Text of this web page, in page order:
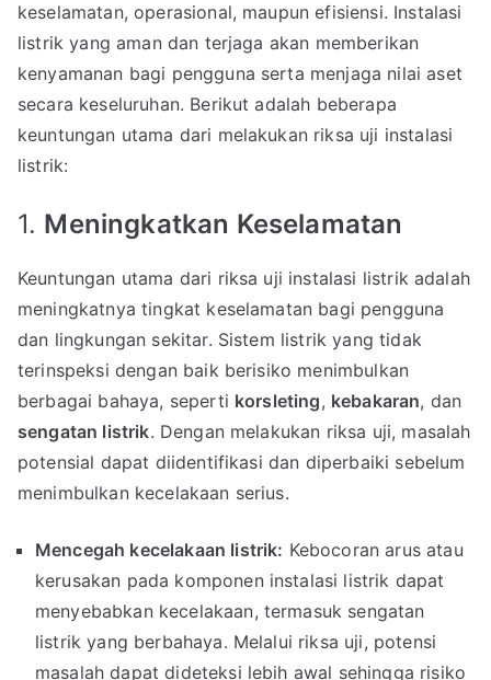
keselamatan, operasional, maupun efisiensi. Instalasi
listrik yang aman dan terjaga akan memberikan
kenyamanan bagi pengguna serta menjaga nilai aset
secara keseluruhan. Berikut adalah beberapa
keuntungan utama dari melakukan riksa uji instalasi
listrik:
1. Meningkatkan Keselamatan
Keuntungan utama dari riksa uji instalasi listrik adalah
meningkatnya tingkat keselamatan bagi pengguna
dan lingkungan sekitar. Sistem listrik yang tidak
terinspeksi dengan baik berisiko menimbulkan
berbagai bahaya, seperti korsleting, kebakaran, dan
sengatan listrik. Dengan melakukan riksa uji, masalah
potensial dapat diidentifikasi dan diperbaiki sebelum
menimbulkan kecelakaan serius.
Mencegah kecelakaan listrik: Kebocoran arus atau
kerusakan pada komponen instalasi listrik dapat
menyebabkan kecelakaan, termasuk sengatan
listrik yang berbahaya. Melalui riksa uji, potensi
masalah dapat dideteksi lebih awal sehingga risiko